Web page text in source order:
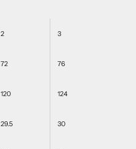
2 3
72 76
120 124
29.5 30